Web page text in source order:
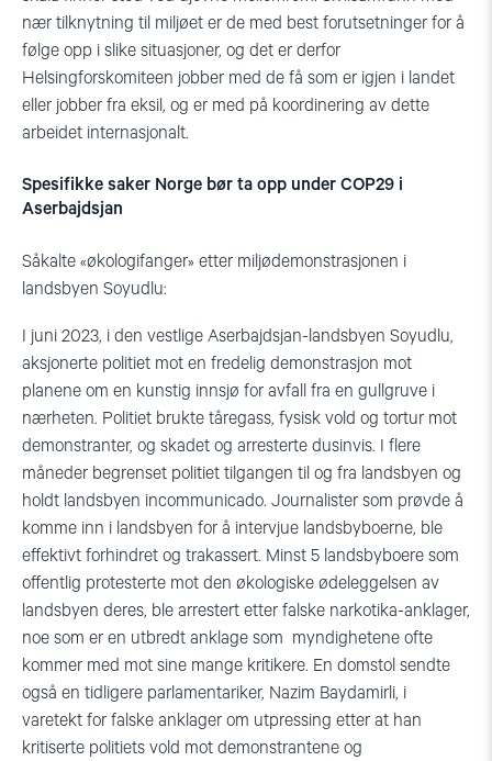
nær tilknytning til miljøet er de med best forutsetninger for å
følge opp i slike situasjoner, og det er derfor
Helsingforskomiteen jobber med de få som er igjen i landet
eller jobber fra eksil, og er med på koordinering av dette
arbeidet internasjonalt.
Spesifikke saker Norge bør ta opp under COP29 i
Aserbajdsjan
Såkalte «økologifanger» etter miljødemonstrasjonen i
landsbyen Soyudlu:
I juni 2023, i den vestlige Aserbajdsjan-landsbyen Soyudlu,
aksjonerte politiet mot en fredelig demonstrasjon mot
planene om en kunstig innsjø for avfall fra en gullgruve i
nærheten. Politiet brukte tåregass, fysisk vold og tortur mot
demonstranter, og skadet og arresterte dusinvis. I flere
måneder begrenset politiet tilgangen til og fra landsbyen og
holdt landsbyen incommunicado. Journalister som prøvde å
komme inn i landsbyen for å intervjue landsbyboerne, ble
effektivt forhindret og trakassert. Minst 5 landsbyboere som
offentlig protesterte mot den økologiske ødeleggelsen av
landsbyen deres, ble arrestert etter falske narkotika-anklager,
noe som er en utbredt anklage som myndighetene ofte
kommer med mot sine mange kritikere. En domstol sendte
også en tidligere parlamentariker, Nazim Baydamirli, i
varetekt for falske anklager om utpressing etter at han
kritiserte politiets vold mot demonstrantene og